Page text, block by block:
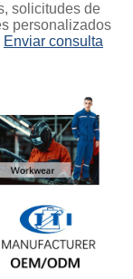
solicitudes de
personalizados
Enviar consulta